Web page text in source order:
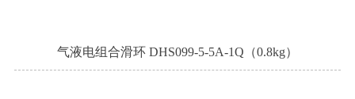
气液电组合滑环 DHS099-5-5A-1Q（0.8kg）